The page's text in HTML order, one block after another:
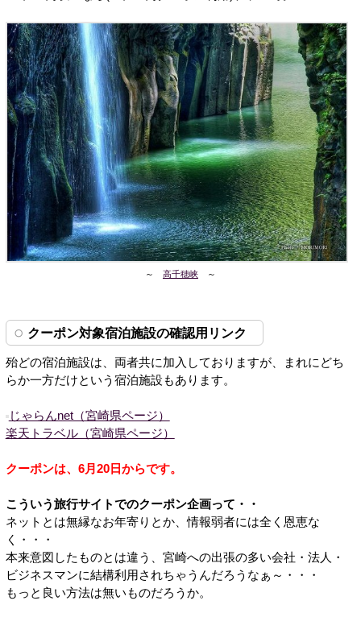
～ 高千穂峡～
クーポン対象宿泊施設の確認用リンク
殆どの宿泊施設は、両者共に加入しておりますが、まれにどち
らか一方だけという宿泊施設もあります。
じゃらんnet（宮崎県ページ）
楽天トラベル（宮崎県ページ）
クーポンは、6月20日からです。
こういう旅行サイトでのクーポン企画って・・
ネットとは無縁なお年寄りとか、情報弱者には全く恩恵な
く・・・
本来意図したものとは違う、宮崎への出張の多い会社・法人・
ビジネスマンに結構利用されちゃうんだろうなぁ～・・・
もっと良い方法は無いものだろうか。